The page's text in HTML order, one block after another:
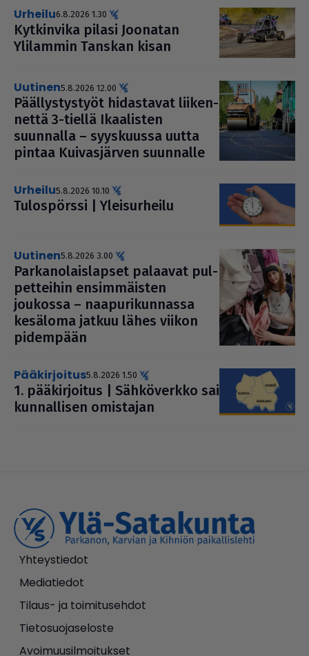
urheilu6.8.2026 1.30
Kyt­kin­vika pilasi Joonatan
Ylilammin Tanskan kisan
uutinen5.8.2026 12.00
Pääl­lys­tys­työt hidas­ta­vat lii­ken­
nettä 3-tiellä Ikaa­lis­ten
suunnalla – syys­kuussa uutta
pintaa Kui­vas­jär­ven suunnalle
urheilu5.8.2026 10.10
Tulos­pörssi | Ylei­sur­heilu
uutinen5.8.2026 3.00
Par­ka­no­lais­lap­set palaavat pul­
pet­tei­hin ensim­mäis­ten
joukossa – naa­pu­ri­kun­nassa
kesäloma jatkuu lähes viikon
pidempään
pääkirjoitus5.8.2026 1.50
1. pää­kir­joi­tus | Säh­kö­verkko sai
kun­nal­li­sen omistajan
Yhteystiedot
Mediatiedot
Tilaus- ja toimitusehdot
Tietosuojaseloste
Avoimuusilmoitukset